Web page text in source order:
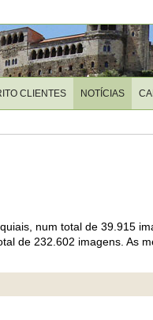
CLIENTES NOTÍCIAS
num total de 39.915
de 232.602 imagens. As